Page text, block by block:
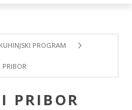
KUHINJSKI PROGRAM
PRIBOR
PRIBOR